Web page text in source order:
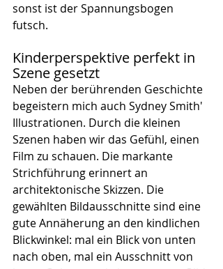
sonst ist der Spannungsbogen
futsch.
Kinderperspektive perfekt in
Szene gesetzt
Neben der berührenden Geschichte
begeistern mich auch Sydney Smith'
Illustrationen. Durch die kleinen
Szenen haben wir das Gefühl, einen
Film zu schauen. Die markante
Strichführung erinnert an
architektonische Skizzen. Die
gewählten Bildausschnitte sind eine
gute Annäherung an den kindlichen
Blickwinkel: mal ein Blick von unten
nach oben, mal ein Ausschnitt von